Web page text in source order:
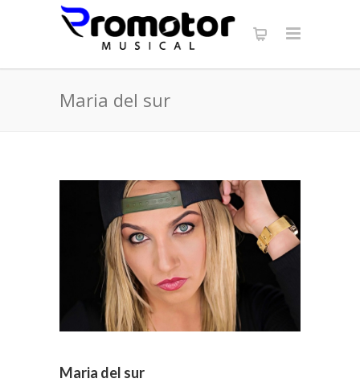
Maria del sur
Maria del sur